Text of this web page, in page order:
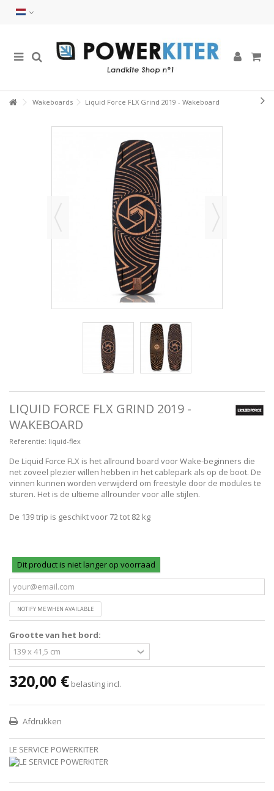
Wakeboards Liquid Force FLX Grind 2019 - Wakeboard
LIQUID FORCE FLX GRIND 2019 -
WAKEBOARD
Referentie: liquid-flex
De Liquid Force FLX is het allround board voor Wake-beginners die
net zoveel plezier willen hebben in het cablepark als op de boot. De
vinnen kunnen worden verwijderd om freestyle door de modules te
sturen. Het is de ultieme allrounder voor alle stijlen.
De 139 trip is geschikt voor 72 tot 82 kg
Dit product is niet langer op voorraad
NOTIFY ME WHEN AVAILABLE
Grootte van het bord:
320,00 € belasting incl.
Afdrukken
LE SERVICE POWERKITER